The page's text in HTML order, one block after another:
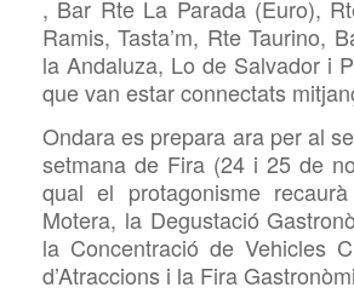
, Bar Rte La Parada (Euro),
Ramis, Tasta’m, Rte Taurino,
la Andaluza, Lo de Salvador i
que van estarconnectats
Ondara es prepara ara per al
setmana de Fira (24 i 25 de
qual el protagonisme
Motera, la Degustació
la Concentració de Vehicles
d’Atraccions i la Fira